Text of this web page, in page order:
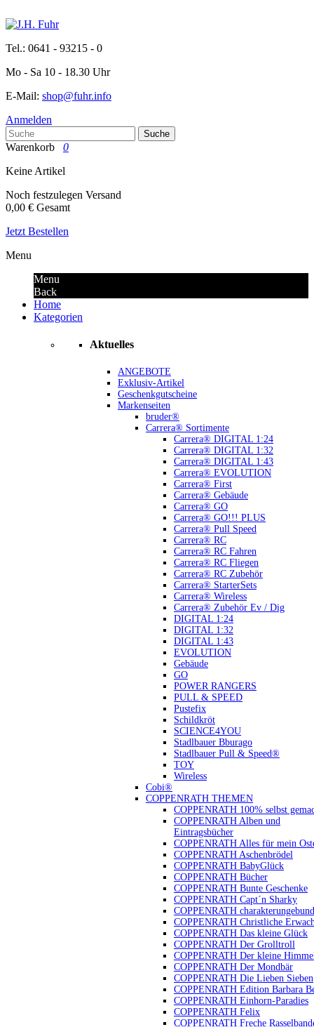
Tel.: 0641 - 93215 - 0
Mo - Sa 10 - 18.30 Uhr
E-Mail: shop@fuhr.info
Anmelden
Suche
Warenkorb
0
Keine Artikel
Noch festzulegen Versand
0,00 € Gesamt
Jetzt Bestellen
Menu
Menu
Back
Home
Kategorien
Aktuelles
ANGEBOTE
Exklusiv-Artikel
Geschenkgutscheine
Markenseiten
bruder®
Carrera® Sortimente
Carrera® DIGITAL 1:24
Carrera® DIGITAL 1:32
Carrera® DIGITAL 1:43
Carrera® EVOLUTION
Carrera® First
Carrera® Gebäude
Carrera® GO
Carrera® GO!!! PLUS
Carrera® Pull Speed
Carrera® RC
Carrera® RC Fahren
Carrera® RC Fliegen
Carrera® RC Zubehör
Carrera® StarterSets
Carrera® Wireless
Carrera® Zubehör Ev / Dig
DIGITAL 1:24
DIGITAL 1:32
DIGITAL 1:43
EVOLUTION
Gebäude
GO
POWER RANGERS
PULL & SPEED
Pustefix
Schildkröt
SCIENCE4YOU
Stadlbauer Bburago
Stadlbauer Pull & Speed®
TOY
Wireless
Cobi®
COPPENRATH THEMEN
COPPENRATH 100% selbst
COPPENRATH Alben und
Eintragsbücher
COPPENRATH Alles für mein
COPPENRATH Aschenbrödel
COPPENRATH BabyGlück
COPPENRATH Bücher
COPPENRATH Bunte Geschenke
COPPENRATH Capt´n Sharky
COPPENRATH
COPPENRATH Christliche
COPPENRATH Das kleine Glück
COPPENRATH Der Grolltroll
COPPENRATH Der kleine
COPPENRATH Der Mondbär
COPPENRATH Die Lieben Sieben
COPPENRATH Edition Barbara
COPPENRATH Einhorn-Paradies
COPPENRATH Felix
COPPENRATH Freche